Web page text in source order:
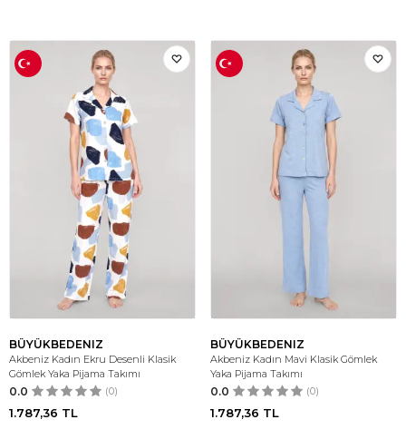
BÜYÜKBEDENIZ
Akbeniz Kadın Ekru Desenli Klasik
Gömlek Yaka Pijama Takımı
0.0 (0)
1.787,36 TL
BÜYÜKBEDENIZ
Akbeniz Kadın Mavi Klasik Gömlek
Yaka Pijama Takımı
0.0 (0)
1.787,36 TL